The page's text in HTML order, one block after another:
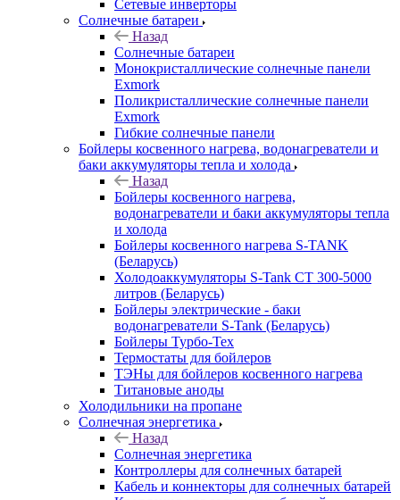
Сетевые инверторы
Солнечные батареи
Назад
Солнечные батареи
Монокристаллические солнечные панели
Exmork
Поликристаллические солнечные панели
Exmork
Гибкие солнечные панели
Бойлеры косвенного нагрева, водонагреватели и
баки аккумуляторы тепла и холода
Назад
Бойлеры косвенного нагрева,
водонагреватели и баки аккумуляторы тепла
и холода
Бойлеры косвенного нагрева S-TANK
(Беларусь)
Холодоаккумуляторы S-Tank СТ 300-5000
литров (Беларусь)
Бойлеры электрические - баки
водонагреватели S-Tank (Беларусь)
Бойлеры Турбо-Тех
Термостаты для бойлеров
ТЭНы для бойлеров косвенного нагрева
Титановые аноды
Холодильники на пропане
Солнечная энергетика
Назад
Солнечная энергетика
Контроллеры для солнечных батарей
Кабель и коннекторы для солнечных батарей